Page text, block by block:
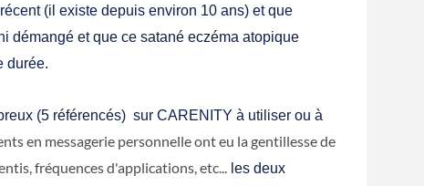
(il existe depuis environ 10 ans) et que
démangé et que ce satané eczéma atopique
durée.
(5 référencés) sur CARENITY à utiliser ou à
en messagerie personnelle ont eu la gentillesse de
fréquences d'applications, etc... les deux